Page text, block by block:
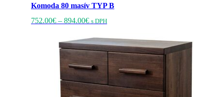
Komoda 80 masív TYP B
752.00€ – 894.00€Price
752.00€
through
894.00€
s DPHTento
má
viacero
variantov.
môžete
vybrať